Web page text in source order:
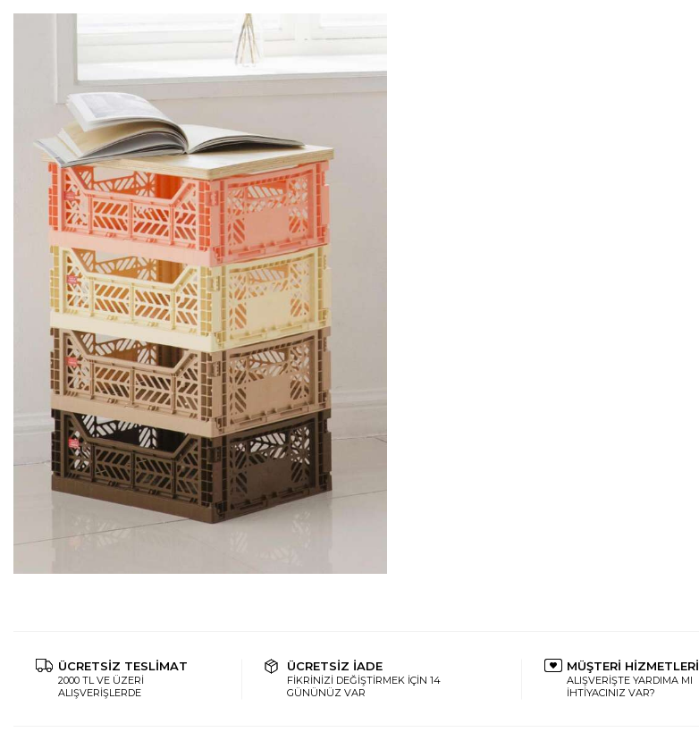
ÜCRETSİZ TESLİMAT
2000 TL VE ÜZERİ
ALIŞVERİŞLERDE
ÜCRETSİZ İADE
FİKRİNİZİ DEĞİŞTİRMEK İÇİN 14
GÜNÜNÜZ VAR
MÜŞTERİ HİZMETLERİ
ALIŞVERİŞTE YARDIMA MI
İHTİYACINIZ VAR?